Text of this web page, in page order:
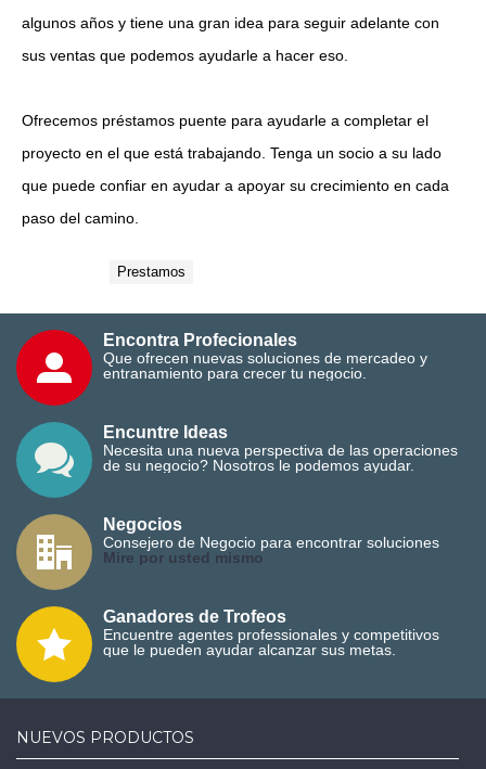
algunos años y tiene una gran idea para seguir adelante con
sus ventas que podemos ayudarle a hacer eso.
Ofrecemos préstamos puente para ayudarle a completar el
proyecto en el que está trabajando. Tenga un socio a su lado
que puede confiar en ayudar a apoyar su crecimiento en cada
paso del camino.
Prestamos
Encontra Profecionales
Que ofrecen nuevas soluciones de mercadeo y
entranamiento para crecer tu negocio.
Encuntre Ideas
Necesita una nueva perspectiva de las operaciones
de su negocio? Nosotros le podemos ayudar.
Negocios
Consejero de Negocio para encontrar soluciones
Mire por usted mismo
Ganadores de Trofeos
Encuentre agentes professionales y competitivos
que le pueden ayudar alcanzar sus metas.
NUEVOS PRODUCTOS